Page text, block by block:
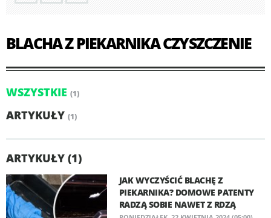
BLACHA Z PIEKARNIKA CZYSZCZENIE
WSZYSTKIE (1)
ARTYKUŁY (1)
ARTYKUŁY (1)
JAK WYCZYŚCIĆ BLACHĘ Z
PIEKARNIKA? DOMOWE PATENTY
RADZĄ SOBIE NAWET Z RDZĄ